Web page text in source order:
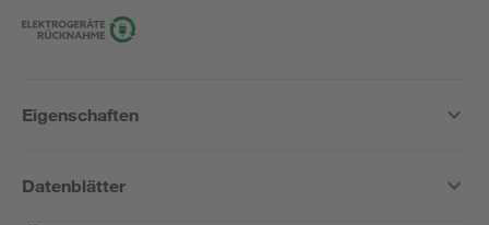
Eigenschaften
Datenblätter